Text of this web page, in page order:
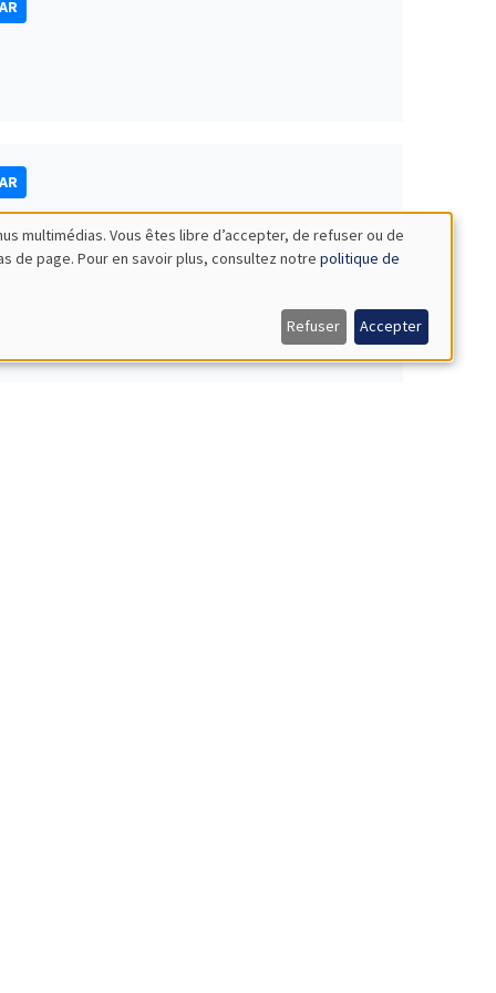
multimédias. Vous êtes libre d’accepter, de refuser ou de
de page. Pour en savoir plus, consultez notre politique de
Refuser Accepter